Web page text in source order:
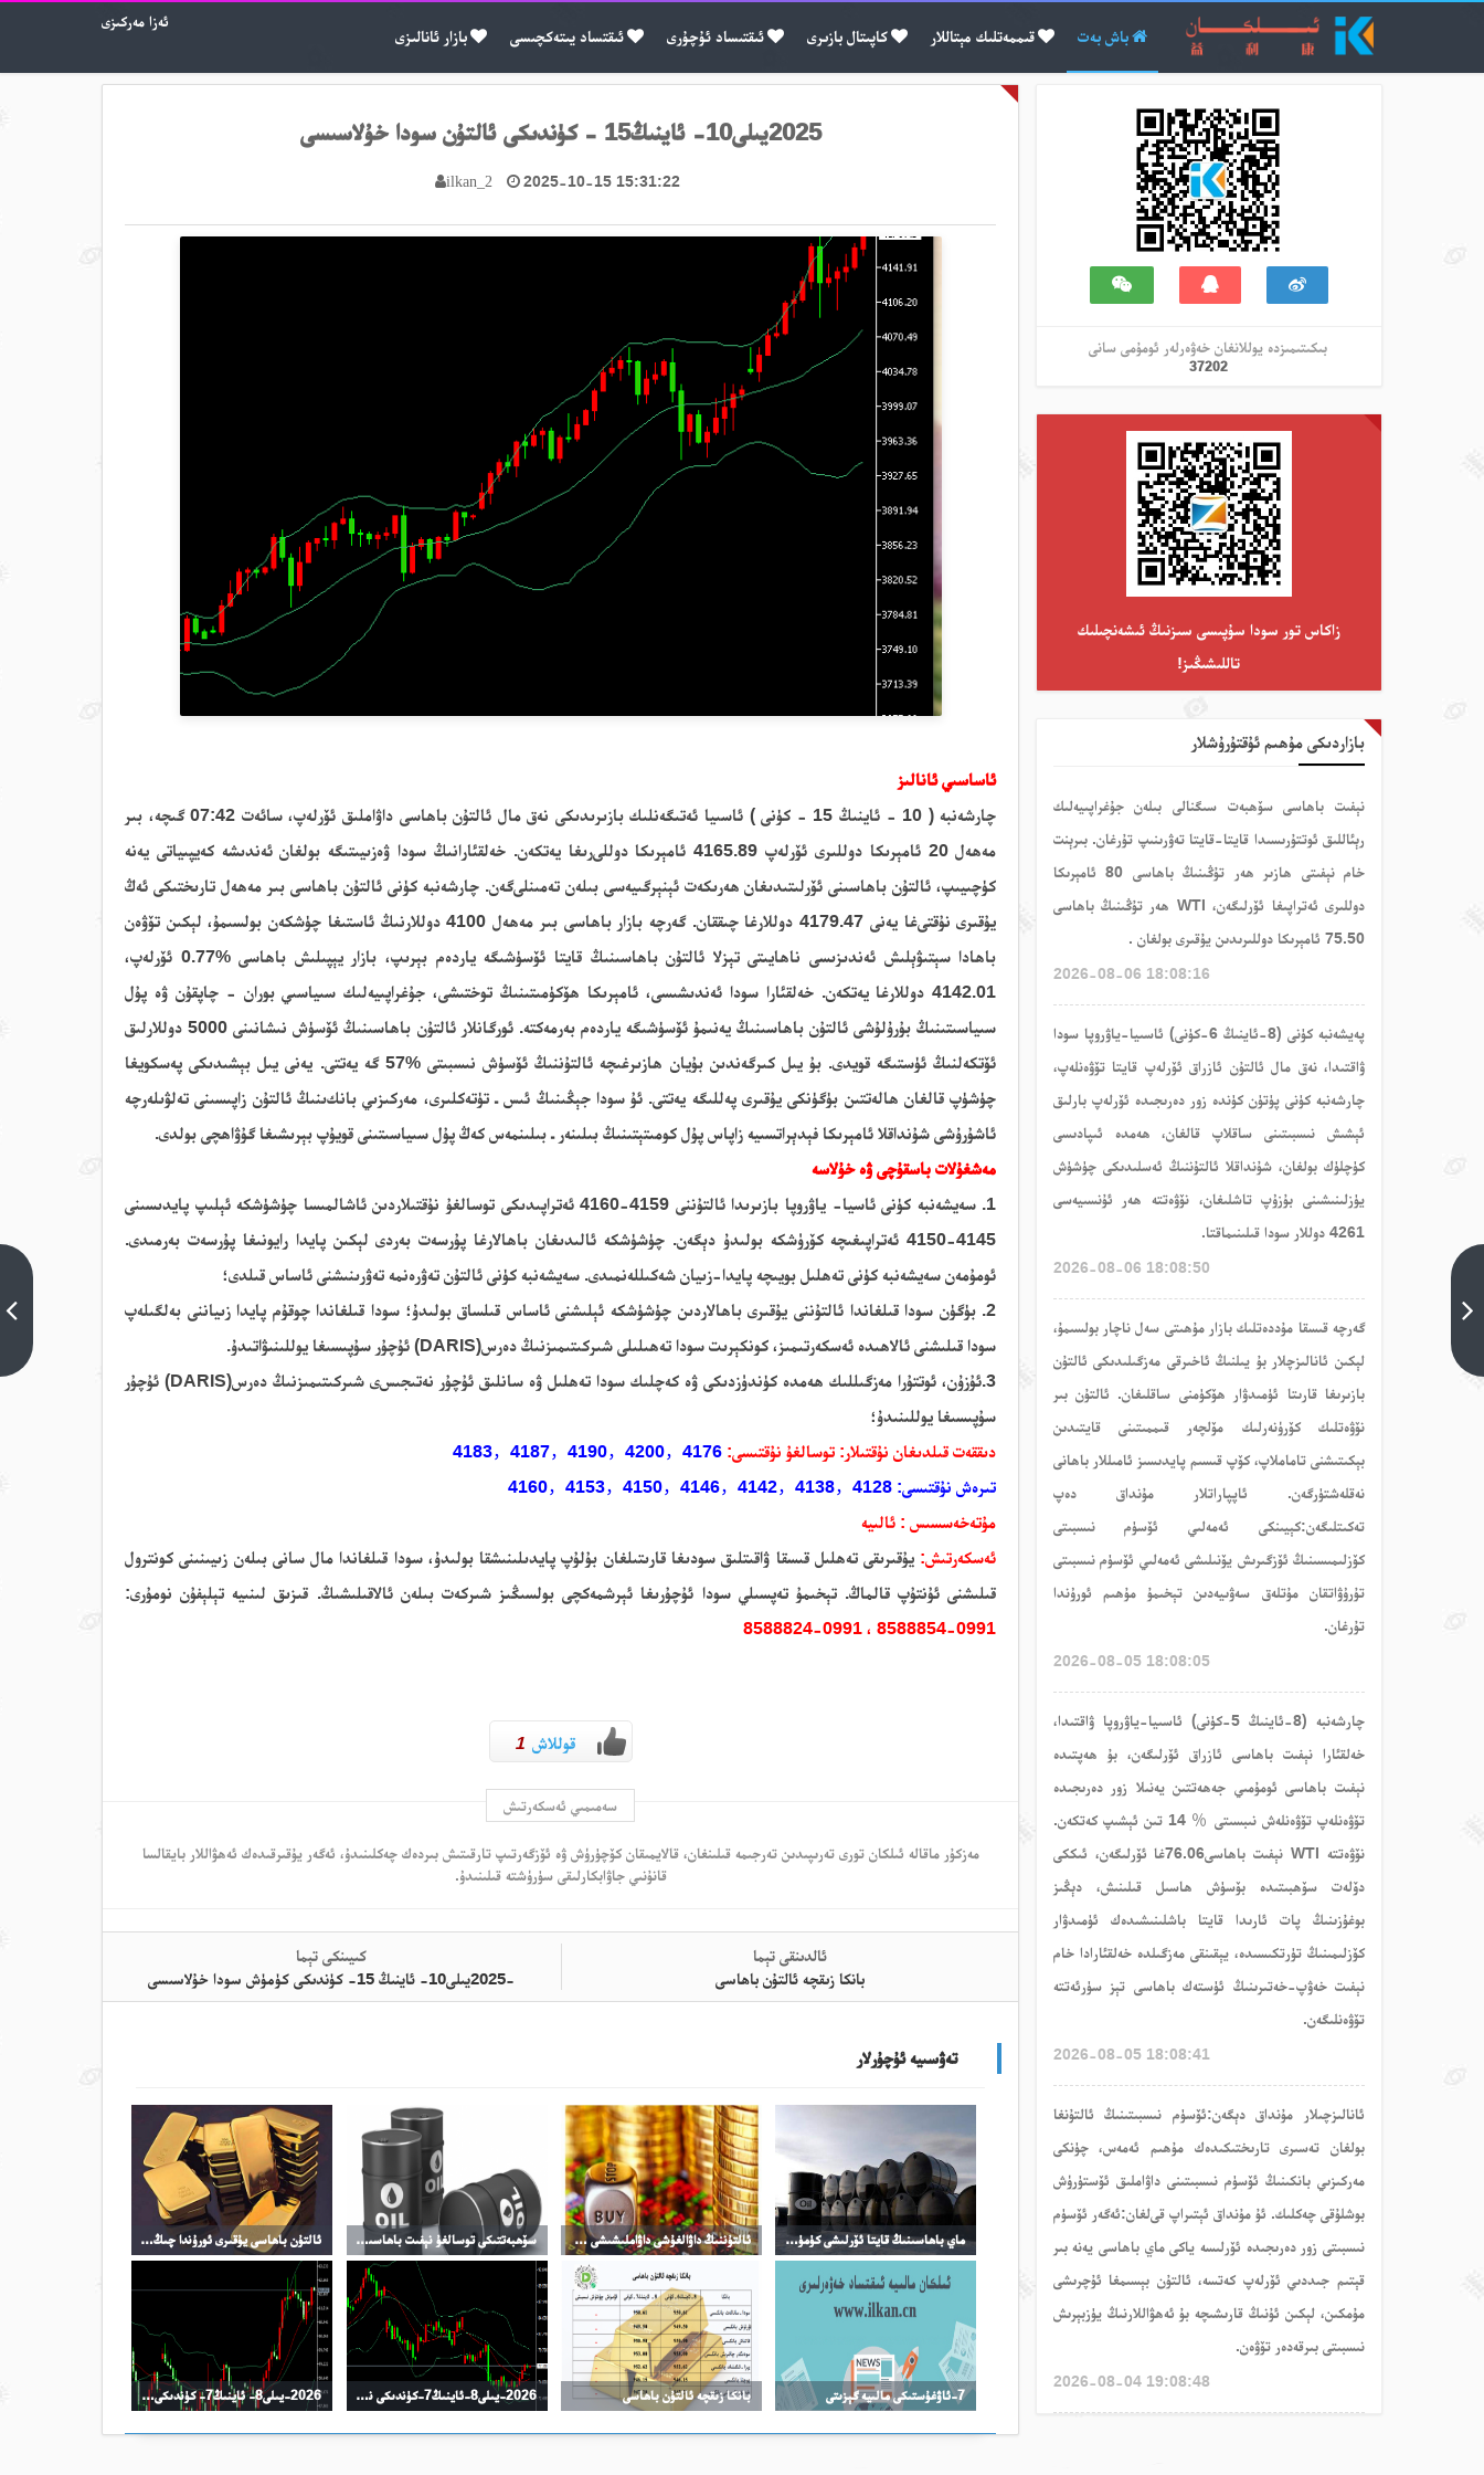
ئەزا مەركىزى
باش بەت قىممەتلىك مېتاللار كاپىتال بازىرى ئىقتىساد ئۇچۇرى ئىقتساد يىتەكچىسى بازار ئانالىزى
2025يىلى10- ئاينىڭ15 - كۈندىكى ئالتۇن سودا خۇلاسىسى
ilkan_2 2025-10-15 15:31:22
ئاساسىي ئانالىز
چارشەنبە ( 10 - ئاينىڭ 15 - كۈنى ) ئاسىيا
ئەتىگەنلىك بازىرىدىكى نەق مال ئالتۇن باھاسى داۋاملىق ئۆرلەپ، سائەت
07:42 گىچە، بىر
مەھەل 20 ئامېرىكا دوللىر
ى ئۆرلەپ4165.89 ئامېرىكا دوللى رىغا يەتكەن. خەلقئارانىڭ سودا ۋەزىيىتىگە بولغان ئەندىشە كەيپىياتى يەنە
كۈچىيىپ، ئالتۇن باھاسىنى ئۆرلىتىدىغان ھەرىكەت ئېنېرگىيەسى بىلەن تەمىنلىگەن. چارشەنبە كۈنى ئالتۇن باھاسى بىر مەھەل تارىختىكى ئەڭ
يۇقىرى نۇقتىغا يەنى رغا چىققان.گەرچە بازار باھاسى بىر مەھەل 4100 دوللارنىڭ ئاستىغا چۈشكەن بولسىمۇ،لېكىن تۆۋەن
باھادا سېتىۋېلىش ئەندىزىسى ناھايىتى تېزلا ئالتۇن باھاسىنىڭ قايتا ئۆسۈشىگە ياردەم بېرىپ، بازار يېپىلىش باھاسى %0.77 ئۆرلەپ
،
4142.01 دوللارغا يەتكەن.
خەلقئارا سودا ئەندىشىسى، ئامېرىكا ھۆكۈمىتىنىڭ توختىشى، جۇغراپىيەلىك سىياسىي بوران - چاپقۇن ۋە پۇل
سىياسىتىنىڭ بۇرۇلۇشى ئالتۇن باھاسىنىڭ يەنىمۇ ئۆسۈشىگە ياردەمبەرمەكتە. ئورگانلار ئالتۇن باھاسىنىڭ ئۆسۈش نىشانىنى
دوللارلىق
ئۆتكەلنىڭ ئۈستىگە قويدى. بۇ يىل كىرگەندىن بۇيان ھازىرغىچەئالتۇننىڭ ئۆسۈش نىسبىتى %57 گە يە تتى. يەنى يىل بېشىدىكى پەسكويغا
چۈشۈپ قالغان ھالەتتىن بۈگۈنكى يۇقىرى پەللىگە يەتتى. ئۇ سوداجېڭىنىڭ ئىس ـ تۈتەكلىرى، مەركىزىي بانكىنىڭ ئالتۇن زاپىسىنى تەلۋىلەرچە
ئاشۇرۇشى شۇنداقلا ئامېرىكا فېدېراتسىيە زاپاس پۇل كومىتېتىنىڭ بىلىنەر ـ بىلىنمەسكەڭ پۇل سىياسىتىنى قويۇپ بېرىشىغاگۇۋاھچى بولدى.
مەشغۇلات باسقۇچى ۋە خۇلاسە
1.
سەيشەنبە كۈنى ئاسيا- ياۋروپا بازىرىدا ئالتۇ
ننى 4159-4160 ئەتراپىدىكى توسالغۇ نۇقتىلاردىن ئاشالمىسا چۈشۈشكە ئېلىپ پايدىسىنى
4145-4150 ئەتراپىغىچە كۆرۈشكە بولىدۇ دېگەن. چۈشۈشكە ئالىدىغان باھالارغا پۇرسەت بەردى لېكىن پايدا رايونىغا پۇرسەت بەرمىدى.
ئومۇمەن سەيشەنبەكۈنى تەھلىل بويىچەپايدا-زىيان شەكىللەنمىدى. سەيشەنبەكۈنى ئالتۇنتەۋرەنمە تەۋرىنىشنى ئاساس قىلدى؛
2. بۈگۈن سودا قىلغاندا
ئالتۇننى يۇقىرى باھالاردىن چۈشۈشكە ئېلىشنىئاساس قىلساق بولىدۇ؛ سودا قىلغاندا چوقۇم پايدا زىياننى بەلگىلەپ
سودا قىلىشنى ئالاھىدە ئەسكەرتىمىز، كونكېرىت سودا تەھىلىلى شىركىتىمىزنىڭ دەرس(DARIS) ئۇچۇر سۇپىسىغا يوللىنىۋاتىدۇ.
3. ئۇزۇن، ئوتتۇرا مەزگىللىك ھەمدە كۈندۈزدىكى ۋە كەچلىك سودا تەھلىل ۋە سانلىق ئۇچۇر نەتىجىسى
شىركىتىمىزنىڭ دەرس(DARIS) ئۇچۇر
سۇپىسىغا يوللىنىدۇ؛
دىققەت قىلدىغان نۇقتىلار: توسالغۇ نۇقتىسى: 4176
，4183，4187，4190，4200
تىرەش نۇقتىسى: 4160，4153，4150，4146，4142，4138，4128
مۇتەخەسسىس : ئالىيە
ئەسكەرتىش: يۇقىرىقى تەھلىل قىسقا ۋاقىتلىق سودىغا قارىتىلغان بۇلۇپ پايدىلىنىشقا بولىدۇ، سودا قىلغاندا مال سانى بىلەن زىيىنىنى كونترول
قىلىشنى ئۇنتۇپ قالماڭ. تېخىمۇ تەپسىلي سودا ئۇچۇرىغا ئېرشمەكچى بولسىڭىز شىركەت بىلەن ئالاقىلىشىڭ. قىزىق لىنىيە تېلېفۇن نومۇرى:
8588854-0991 ، 8588824-0991
قوللاش 1
سەمىمىي ئەسكەرتىش
مەزكۇر ماقالە ئىلكان تورى تەرىپىدىن تەرجىمە قىلىنغان، قالايمىقان كۆچۈرۈش ۋە ئۆزگەرتىپ تارقىتىش بىردەك چەكلىنىدۇ، ئەگەر يۇقىرقىدەك ئەھۋاللار بايقالسا
قانۇنىي جاۋابكارلىقى سۈرۈشتە قىلىنىدۇ.
ئالدىنقى تېما
بانكا زىقچە ئالتۇن باھاسى
كىيىنكى تېما
-2025يىلى10- ئاينىڭ 15- كۈندىكى كۈمۈش سودا خۇلاسىسى
كۈندىكى
كىيىنكى تېما
تەۋسىيە ئۇچۇرلار
ماي باھاسىنىڭ قايتا ئۆرلىشى كۈمۈش باھاسىنىڭ ئۆرلىشىنى چەكلىدى ئالتۇننىڭ داۋالغۇشى داۋاملىشىشى مۇمكىن سۆھبەتتىكى توسالغۇ نېفىت باھاسىنىڭ ئۆرلىشىگە تىرەك بولدى ئالتۇن باھاسى يۇقىرى ئورۇندا چىڭ تۇرماقتا
7-ئاۋغۇستىكى مالىيە گېزىتى بانكا زىقچە ئالتۇن باھاسى 2026-يىلى8-ئاينىڭ7-كۈندىكى نىفىت سودا خۇلاسىسى 2026-يىلى8- ئاينىڭ7- كۈندىكى كۈمۈش سودا خۇلاسىسى
بىكىتىمىزدە يوللانغان خەۋەرلەر ئومۇمى سانى
37202
زاكاس تور سودا سۇپىسى سىزنىڭ ئىشەنچىلىك
تاللىشىڭىز!
بازاردىكى مۇھىم ئۇقتۇرۇشلار
نېفىت باھاسى سۆھبەت سىگنالى بىلەن جۇغراپىيەلىك
رېئاللىق ئوتتۇرىسىدا قايتا-قايتا تەۋرىنىپ تۇرغان. بىرېنت
خام نېفىتى ھازىر ھەر تۇڭىنىڭ باھاسى 80 ئامېرىكا
دوللىرى ئەتراپىغا ئۆرلىگەن، WTI ھەر تۇڭىنىڭ باھاسى
75.50 ئامېرىكا دوللىرىدىن يۇقىرى بولغان .
2026-08-06 18:08:16
پەيشەنبە كۈنى (8-ئاينىڭ 6-كۈنى) ئاسىيا-ياۋروپا سودا
ۋاقتىدا، نەق مال ئالتۇن ئازراق ئۆرلەپ قايتا تۆۋەنلەپ،
چارشەنبە كۈنى پۈتۈن كۈندە زور دەرىجىدە ئۆرلەپ بارلىق
ئېشىش نىسبىتىنى ساقلاپ قالغان، ھەمدە ئىپادىسى
كۈچلۈك بولغان، شۇنداقلا ئالتۇننىڭ ئەسلىدىكى چۈشۈش
يۈزلىنىشىنى بۇزۇپ تاشلىغان، نۆۋەتتە ھەر ئۇنسىيەسى
4261 دوللار سودا قىلىنىماقتا.
2026-08-06 18:08:50
گەرچە قىسقا مۇددەتلىك بازار مۇھىتى سەل ناچار بولسىمۇ،
لېكىن ئانالىزچلار بۇ يىلنىڭ ئاخىرقى مەزگىلىدىكى ئالتۇن
بازىرىغا قارىتا ئۈمىدۋار ھۆكۈمنى ساقلىغان. ئالتۇن بىر
نۆۋەتلىك كۆرۈنەرلىك مۆلچەر قىممىتىنى قايتىدىن
بېكىتىشنى تاماملاپ، كۆپ قىسىم پايدىسىز ئامىللار باھانى
نەقلەشتۈرگەن. ئاپپاراتلار مۇنداق دەپ
تەكىتلىگەن:كېيىنكى ئەمەلىي ئۆسۈم نىسبىتى
كۆزلىمىسىنىڭ ئۆزگىرىش يۆنىلىشى ئەمەلىي ئۆسۈم نىسبىتى
تۇرۇۋاتقان مۇتلەق سەۋىيەدىن تېخىمۇ مۇھىم ئورۇندا
تۇرغان.
2026-08-05 18:08:05
چارشەنبە (8-ئاينىڭ 5-كۈنى) ئاسىيا-ياۋروپا ۋاقتىدا،
خەلقئارا نېفىت باھاسى ئازراق ئۆرلىگەن، بۇ ھەپتىدە
نېفىت باھاسى ئومۇمىي جەھەتتىن يەنىلا زور دەرىجىدە
تۆۋەنلەپ تۆۋەنلەش نىبسىتى ％ 14 تىن ئېشىپ كەتكەن.
نۆۋەتتە WTI نېفىت باھاسى76.06غا ئۆرلىگەن، ئىككى
دۆلەت سۆھبىتىدە بۆسۈش ھاسىل قىلىنىش، دېڭىز
بوغۇزىنىڭ پات ئارىدا قايتا باشلىنىشىدەك ئۈمىدۋار
كۆزلىمىنىڭ تۈرتكىسىدە، يېقىنقى مەزگىلدە خەلقئارادا خام
نېفىت خەۋپ-خەتىرىنىڭ ئۈستەك باھاسى تېز سۈرئەتتە
تۆۋەنلىگەن.
2026-08-05 18:08:41
ئانالىزچىلار مۇنداقدېگەن:ئۆسۈم نىسبىتىنىڭ ئالتۇنغا
بولغان تەسىرى تارىختىكىدەك مۇھىم ئەمەس، چۈنكى
مەركىزىي بانكىنىڭ ئۆسۈم نىسبىتىنى داۋاملىق ئۆستۈرۈش
بوشلۇقى چەكلىك. ئۇ مۇنداق ئېتىراپ قىلغان:ئەگەر ئۆسۈم
نىسبىتى زور دەرىجىدە ئۆرلىسە ياكى ماي باھاسى يەنە بىر
قېتىم جىددىي ئۆرلەپ كەتسە، ئالتۇن بېسىمغا ئۇچرىشى
مۇمكىن، لېكىن ئۇنىڭ قارىشىچە بۇ ئەھۋاللارنىڭ يۈزبېرىش
نىسبىتى بىرقەدەر تۆۋەن.
2026-08-04 19:08:48